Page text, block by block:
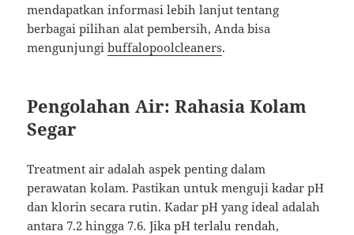
mendapatkan informasi lebih lanjut tentang
berbagai pilihan alat pembersih, Anda bisa
mengunjungibuffalopoolcleaners.
Pengolahan Air: Rahasia Kolam
Segar
Treatment air adalah aspek penting dalam
perawatan kolam. Pastikan untuk menguji kadar pH
dan klorin secara rutin. Kadar pH yang ideal adalah
antara 7.2 hingga 7.6. Jika pH terlalu rendah,